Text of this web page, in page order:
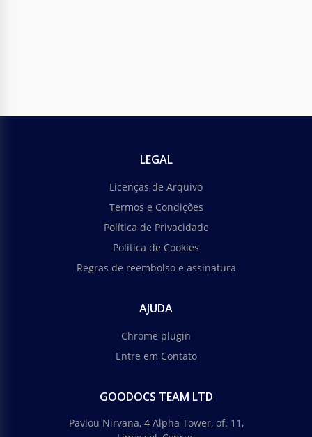
LEGAL
Licenças de Arquivo
Termos e Condições
Política de Privacidade
Política de Cookies
Regras de reembolso e assinatura
AJUDA
Chrome plugin
Entre em Contato
GOODOCS TEAM LTD
Pavlou Nirvana, 4 Alpha Tower, of. 11,